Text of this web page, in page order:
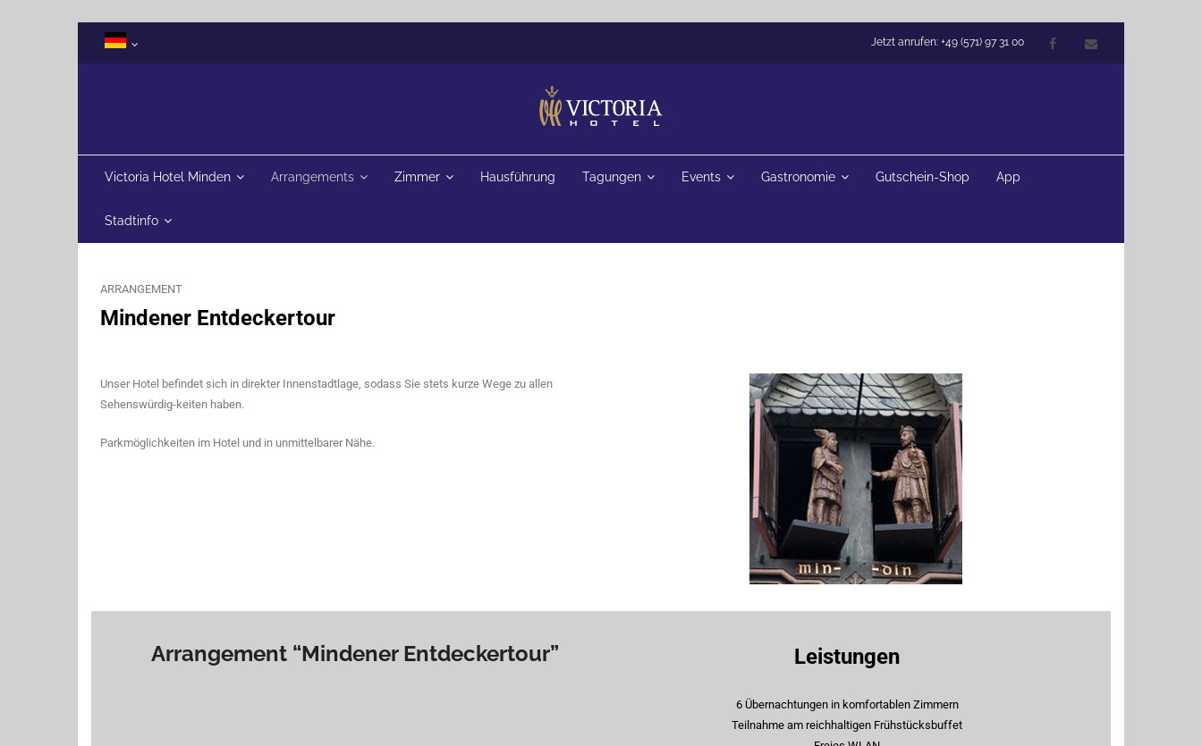
Jetzt anrufen: +49 (571) 97 31 00
Victoria Hotel Minden Arrangements Zimmer Hausführung Tagungen Events Gastronomie Gutschein-Shop App
Stadtinfo
ARRANGEMENT
Mindener Entdeckertour
Unser Hotel befindet sich in direkter Innenstadtlage, sodass Sie stets kurze Wege zu allen
Sehenswürdig-keiten haben.
Parkmöglichkeiten im Hotel und in unmittelbarer Nähe.
Arrangement “Mindener Entdeckertour” Leistungen
6 Übernachtungen in komfortablen Zimmern
Teilnahme am reichhaltigen Frühstücksbuffet